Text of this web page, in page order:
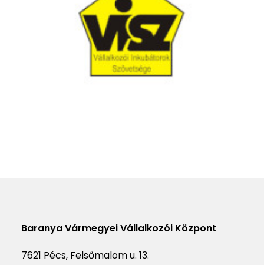
Baranya Vármegyei Vállalkozói Központ
7621 Pécs, Felsőmalom u. 13.